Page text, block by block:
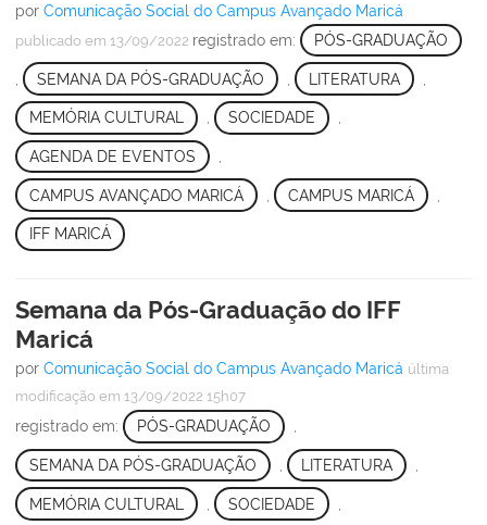
por Comunicação Social do Campus Avançado Maricá
publicado em 13/09/2022 registrado em: PÓS-GRADUAÇÃO
SEMANA DA PÓS-GRADUAÇÃO LITERATURA
MEMÓRIA CULTURAL , SOCIEDADE ,
AGENDA DE EVENTOS
CAMPUS AVANÇADO MARICÁ CAMPUS MARICÁ
IFF MARICÁ
Semana da Pós-Graduação do IFF
Maricá
por Comunicação Social do Campus Avançado Maricá última
modificação em 13/09/2022 15h07
registrado em: PÓS-GRADUAÇÃO
SEMANA DA PÓS-GRADUAÇÃO LITERATURA
MEMÓRIA CULTURAL SOCIEDADE